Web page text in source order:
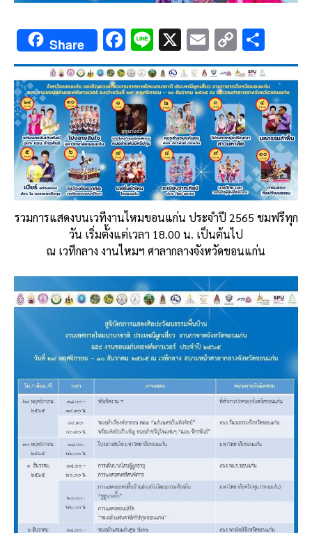
Share F
ac
e
b
o
o
k
Li
n
e
X E
m
ai
l
C
o
py
Li
n
k
h
ar
e
รวมการแสดงบนเวทีงานไหมขอนแก่น ประจำปี 2565 ชมฟรีทุก
วัน เริ่มตั้งแต่เวลา 18.00 น. เป็นต้นไป
ณ เวทีกลาง งานไหมฯ ศาลากลางจังหวัดขอนแก่น